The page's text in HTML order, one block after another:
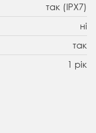
так (IPX7)
ні
так
1 рік